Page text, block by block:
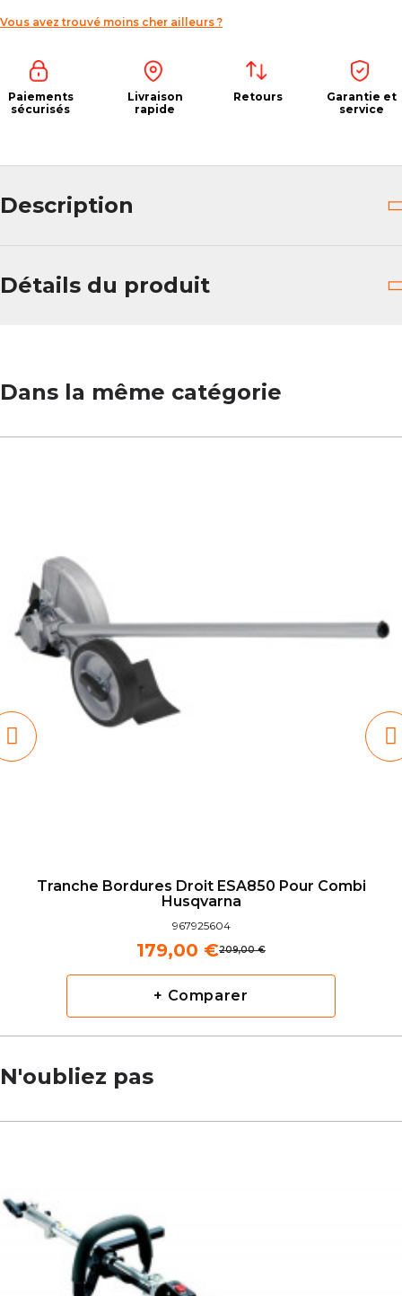
Vous avez trouvé moins cher ailleurs ?
Paiements
sécurisés
Livraison
rapide
Retours
Garantie et
service
Description
Détails du produit
Dans la même catégorie
Tranche Bordures Droit ESA850 Pour Combi
Husqvarna
967925604
209,00 €
179,00 €
+ Comparer
N'oubliez pas